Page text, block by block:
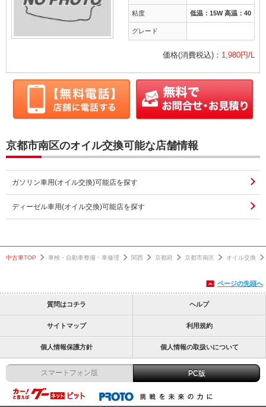
粘度 低温：15W 高温：40
グレード
価格(消費税込)： 1,980円/L
京都市南区のオイル交換可能な店舗情報
ガソリン車用(オイル交換)可能店を探す
ディーゼル車用(オイル交換)可能店を探す
中古車TOP 車検・自動車整備・車修理 関西 京都府 京都市南区 オイル交換
ページの先頭へ
質問はコチラ ヘルプ
サイトマップ 利用規約
個人情報保護方針 個人情報の取扱いについて
スマートフォン版 PC版